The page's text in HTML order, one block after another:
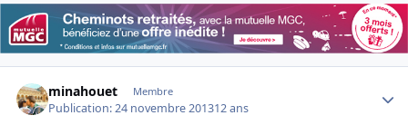
minahouet Membre
Publication:24 novembre 201312 ans